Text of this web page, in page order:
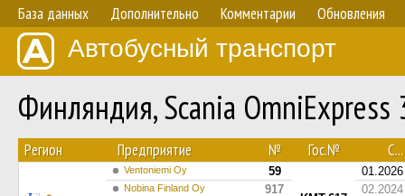
База данных Дополнительно Комментарии Обновления
Автобусный транспорт
Финляндия, Scania
Регион Предприятие № Гос.№ С...
Ventoniemi Oy
59
01.2026
Nobina Finland Oy 917 02.2024